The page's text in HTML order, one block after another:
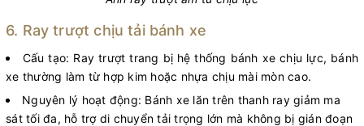
6. Ray trượt chịu tải bánh xe
Cấu tạo: Ray trượt trang bị hệ thống bánh xe chịu lực, bánh
xe thường làm từ hợp kim hoặc nhựa chịu mài mòn cao.
Nguyên lý hoạt động: Bánh xe lăn trên thanh ray giảm ma
sát tối đa, hỗ trợ di chuyển tải trọng lớn mà không bị gián đoạn